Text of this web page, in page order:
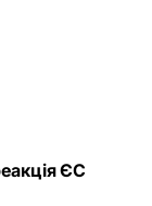
ЄС